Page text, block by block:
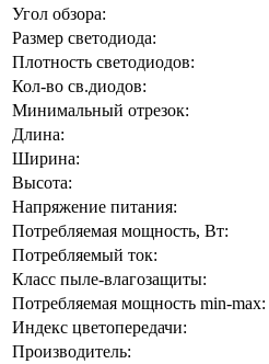
Угол обзора:
Размер светодиода:
Плотность светодиодов:
Кол-во св.диодов:
Минимальный отрезок:
Длина:
Ширина:
Высота:
Напряжение питания:
Потребляемая мощность, Вт:
Потребляемый ток:
Класс пыле-влагозащиты:
Потребляемая мощность min-max:
Индекс цветопередачи:
Производитель: